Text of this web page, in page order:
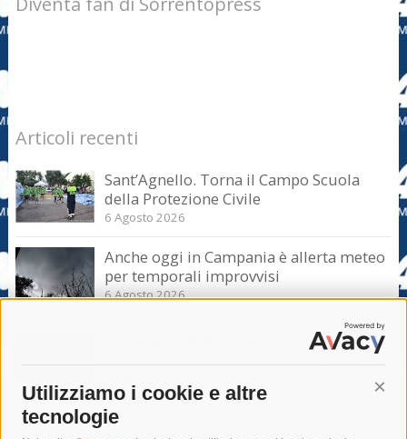
Utilizziamo i cookie e altre
tecnologie
Articoli recenti
Sant’Agnello. Torna il Campo Scuola
della Protezione Civile
6 Agosto 2026
Anche oggi in Campania è allerta meteo
per temporali improvvisi
6 Agosto 2026
Domani e sabato interrotta la linea Eav